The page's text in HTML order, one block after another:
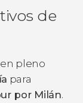
de
pleno
para
por Milán.